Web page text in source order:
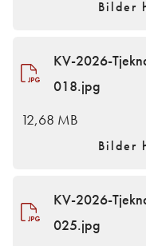
Bilder
KV-2026-
018.jpg
12,68 MB
Bilder
KV-2026-
025.jpg